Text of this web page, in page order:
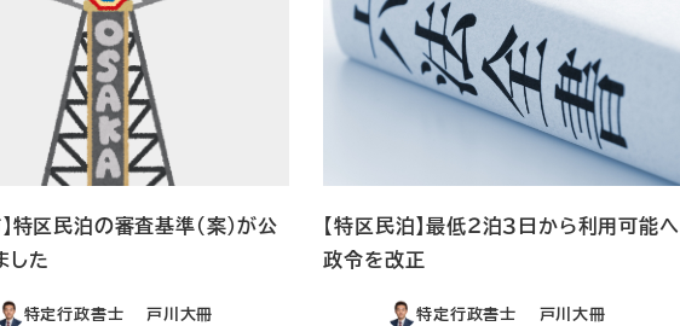
特区民泊の審査基準（案）が公
した
特定行政書士 戸川大冊
【特区民泊】最低２泊３日から利用可能へ
政令を改正
特定行政書士 戸川大冊